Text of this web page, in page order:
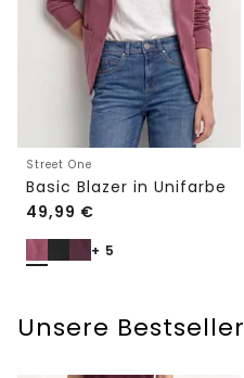
Street One
Basic Blazer in Unifarbe
49,99 €
+ 5
Unsere Bestseller